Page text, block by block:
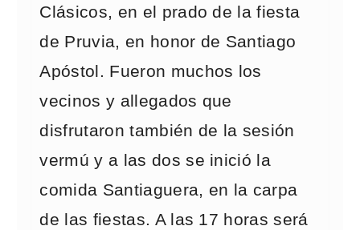
Clásicos, en el prado de la fiesta
de Pruvia, en honor de Santiago
Apóstol. Fueron muchos los
vecinos y allegados que
disfrutaron también de la sesión
vermú y a las dos se inició la
comida Santiaguera, en la carpa
de las fiestas. A las 17 horas será